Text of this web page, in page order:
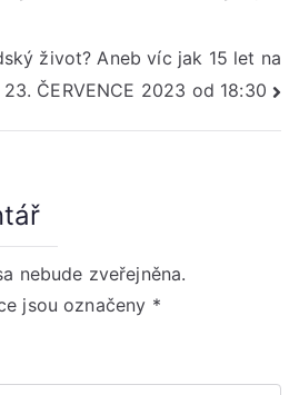
život? Aneb víc jak 15 let na
ČERVENCE 2023 od 18:30
nebude zveřejněna.
jsou označeny *